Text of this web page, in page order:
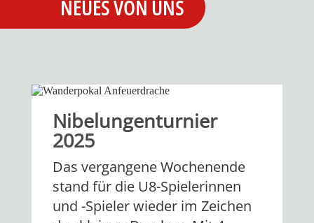
NEUES VON UNS
Nibelungenturnier
2025
Das vergangene Wochenende
stand für die U8-Spielerinnen
und -Spieler wieder im Zeichen